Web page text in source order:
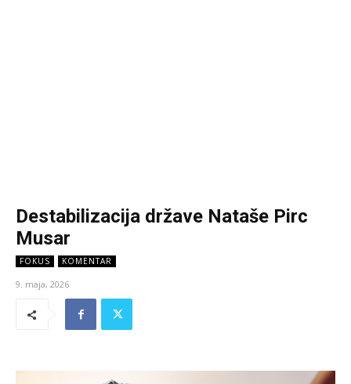
Destabilizacija države Nataše Pirc
Musar
FOKUS KOMENTAR
9. maja, 2026